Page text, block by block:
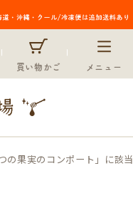
買い物かご メニュー
の果実のコンポート」に該